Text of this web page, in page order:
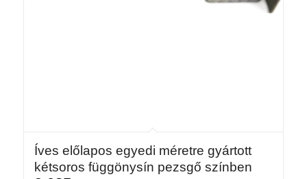
Íves előlapos egyedi méretre gyártott
kétsoros függönysín pezsgő színben